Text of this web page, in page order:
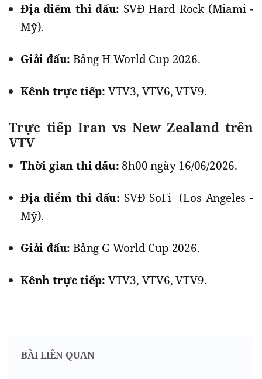
Địa điểm thi đấu: SVĐ Hard Rock (Miami -
Mỹ).
Giải đấu: Bảng H World Cup 2026.
Kênh trực tiếp: VTV3, VTV6, VTV9.
Trực tiếp Iran vs New Zealand trên
VTV
Thời gian thi đấu: 8h00 ngày 16/06/2026.
Địa điểm thi đấu: SVĐ SoFi (Los Angeles -
Mỹ).
Giải đấu: Bảng G World Cup 2026.
Kênh trực tiếp: VTV3, VTV6, VTV9.
BÀI LIÊN QUAN